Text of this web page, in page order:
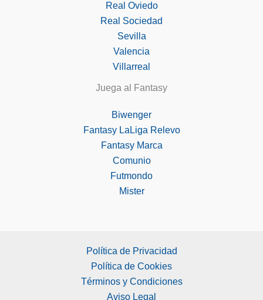
Real Oviedo
Real Sociedad
Sevilla
Valencia
Villarreal
Juega al Fantasy
Biwenger
Fantasy LaLiga Relevo
Fantasy Marca
Comunio
Futmondo
Mister
Política de Privacidad
Política de Cookies
Términos y Condiciones
Aviso Legal